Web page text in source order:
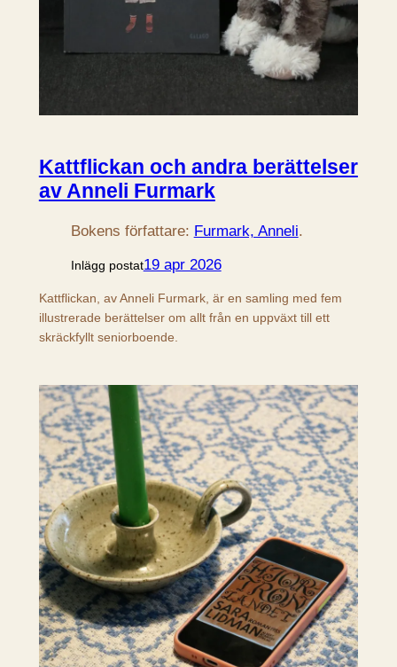
Kattflickan och andra berättelser
av Anneli Furmark
Bokens författare: Furmark, Anneli.
Inlägg postat19 apr 2026
Kattflickan, av Anneli Furmark, är en samling med fem
illustrerade berättelser om allt från en uppväxt till ett
skräckfyllt seniorboende.